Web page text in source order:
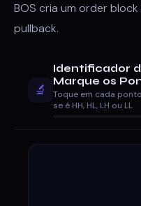
BOS cria um order
pullback.
🔬
Identificador
Marque os
Toque em cada
se é HH, HL, LH ou LL